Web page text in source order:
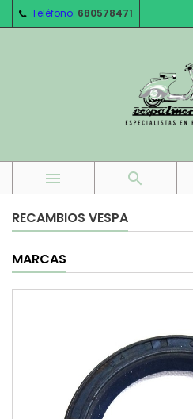
Teléfono: 680578471
 
RECAMBIOS VESPA
MARCAS